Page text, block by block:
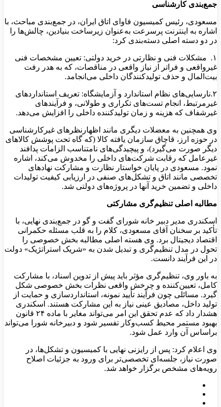
جمع‌بندی کارشناسی
مسعودی، رئیس کمیسیون فاوای اتاق ایران، در جمع‌بندی مباحث، با
اشاره به اینترنت پرسرعت به‌عنوان زیرساخت بنیادین، چالش‌ها را
در دو دسته اصلی دسته‌بندی کرد:
۱. مشکلات فنی و نظارتی در خرید دولتی: تعیین مشخصات فنی
غیرواقعی و فراتر از نیاز واقعی در مناقصات، که به هدر رفت
بیت‌المال و حذف تولیدکنندگان داخلی می‌انجامد.
۲.نارسایی‌های نظام استاندارد و آزمایشگاه: تعریف استانداردهای
غیرمرتبط، انجام تست‌های تکراری و طولانی، و فرآیندهای
غیرشفاف که هزینه و زمان تولیدکننده داخلی را افزایش می‌دهد.
وی همچنین به معضلات دیگری مانند اظهارنظرهای غیرکارشناسی
در حوزه ارز، قاچاق سازمان‌ یافته کالا (که گاه تحت پوشش کالاهای
دیگر صورت می‌گیرد)، و پیچیدگی‌های نامتناسب الزامات پدافند
غیرعامل که رقابت شرکت‌های داخلی را مخدوش می‌کند، اشاره
نمود. مسعودی در پایان خواستار نظارت و مشارکت نهادهای
تخصصی مانند اتاق و تشکل‌های صنفی در ارزیابی کیفیت تولیدات
داخلی و تضمین خرید آنها در پروژه‌های دولتی شد.
مطالبه اصلی تنظیم‌گری مشارکتی
اسکندری مدیر دبیر خانه شورای گفت و گو در جمع‌بندی نهایی، با
تأکید بر سخنان آقای مسعودی، کلام را به قلب مسئله حکمرانی
اقتصاد دیجیتال برد. وی هسته اصلی مطالبه بخش خصوصی را
تحول در مدل تنظیم‌گری و تبدیل شدن به «شریک استراتژیک» دولت
در این فرآیند دانست.
به باور وی، تنظیم‌گری مؤثر باید پیش از تدوین اسناد، با مشارکت
کامل، تعیین‌کننده و چرخش واقعی نظرات بخش خصوصی شکل
گیرد. مسائلی چون فرآیند تأیید نمونه، استانداردسازی و حمایت از
تولید داخل، مصادیق عینی نیاز به این مشارکت هستند. اسکندری
هشدار داد که عدم تحقق این امر می‌تواند مغایر با ماده ۲۴ قانون
بهبود مستمر محیط کسب‌وکار تفسیر شود و دبیرخانه شورا می‌تواند
براساس آن وارد عمل شود.
وی اعلام کرد: پس از رایزنی نهایی با کمیسیون و تشکل‌ها، در
صورت نیاز، جلسه‌ای تخصصی‌تر برای ورود به جزئیات اصلاح
رویه‌های مشخص برگزار خواهد شد.